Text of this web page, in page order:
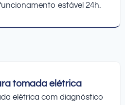
estável 24h.
tomada elétrica
elétrica com diagnóstico